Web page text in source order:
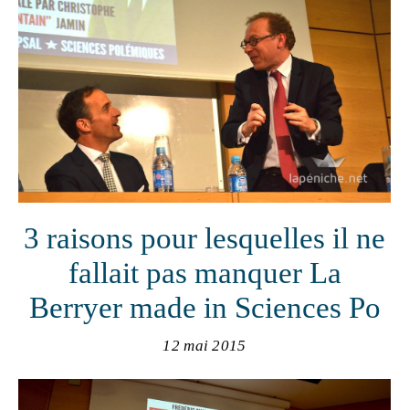
3 raisons pour lesquelles il ne
fallait pas manquer La
Berryer made in Sciences Po
12 mai 2015